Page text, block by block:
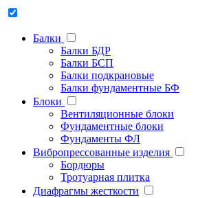
Балки
Балки БДР
Балки БСП
Балки подкрановые
Балки фундаментные БФ
Блоки
Вентиляционные блоки
Фундаментные блоки
Фундаменты ФЛ
Вибропрессованные изделия
Бордюры
Тротуарная плитка
Диафрагмы жесткости